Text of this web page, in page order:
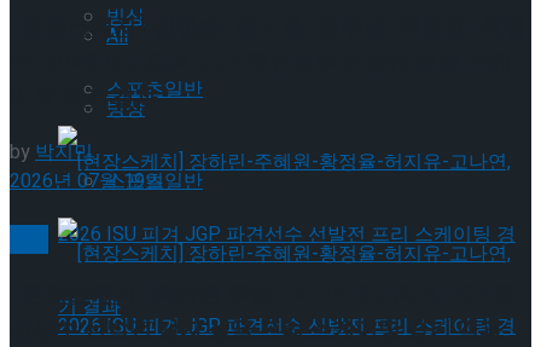
빙상
스포츠일반
All
빙상
스포츠일반
[현장스케치] 김민송-문지원-정수빈-이효원-최진
이팅 경기 결과
by박지민
2026년 07월 19일
[현장스케치] 최하빈 우승… 2026 ISU 피겨 JGP 파
견선수 선발전 남자 싱글 프리 스케이팅 경기 결과